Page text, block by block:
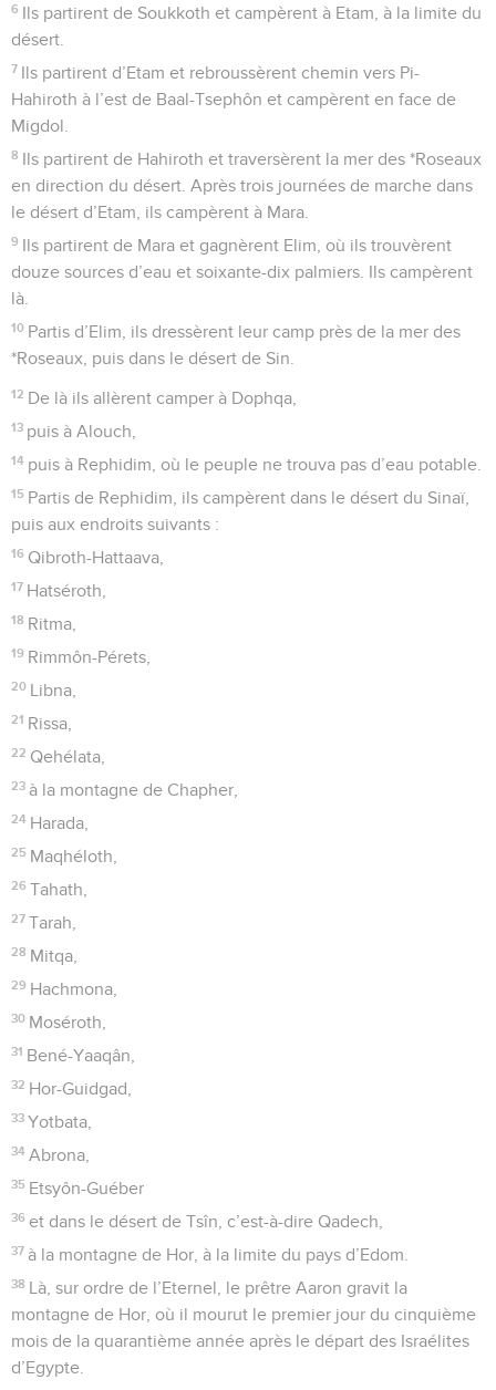
6 Ils partirent de Soukkoth et campèrent à Etam, à la limite du
désert.
7 Ils partirent d’Etam et rebroussèrent chemin vers Pi-
Hahiroth à l’est de Baal-Tsephôn et campèrent en face de
Migdol.
8 Ils partirent de Hahiroth et traversèrent la mer des *Roseaux
en direction du désert. Après trois journées de marche dans
le désert d’Etam, ils campèrent à Mara.
9 Ils partirent de Mara et gagnèrent Elim, où ils trouvèrent
douze sources d’eau et soixante-dix palmiers. Ils campèrent
là.
10 Partis d’Elim, ils dressèrent leur camp près de la mer des
*Roseaux, puis dans le désert de Sin.
12 De là ils allèrent camper à Dophqa,
13 puis à Alouch,
14 puis à Rephidim, où le peuple ne trouva pas d’eau potable.
15 Partis de Rephidim, ils campèrent dans le désert du Sinaï,
puis aux endroits suivants :
16 Qibroth-Hattaava,
17 Hatséroth,
18 Ritma,
19 Rimmôn-Pérets,
20 Libna,
21 Rissa,
22 Qehélata,
23 à la montagne de Chapher,
24 Harada,
25 Maqhéloth,
26 Tahath,
27 Tarah,
28 Mitqa,
29 Hachmona,
30 Moséroth,
31 Bené-Yaaqân,
32 Hor-Guidgad,
33 Yotbata,
34 Abrona,
35 Etsyôn-Guéber
36 et dans le désert de Tsîn, c’est-à-dire Qadech,
37 à la montagne de Hor, à la limite du pays d’Edom.
38 Là, sur ordre de l’Eternel, le prêtre Aaron gravit la
montagne de Hor, où il mourut le premier jour du cinquième
mois de la quarantième année après le départ des Israélites
d’Egypte.